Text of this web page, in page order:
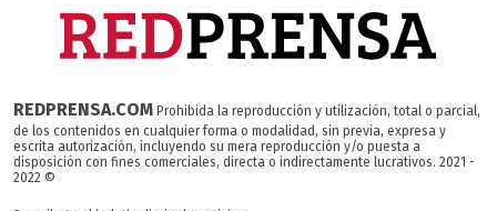
REDPRENSA.COM Prohibida la reproducción y utilización, total o parcial,
de los contenidos en cualquier forma o modalidad, sin previa, expresa y
escrita autorización, incluyendo su mera reproducción y/o puesta a
disposición con fines comerciales, directa o indirectamente lucrativos. 2021 -
2022 ©